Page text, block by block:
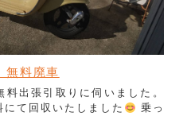
料廃車
出張引取りに伺いました。
て回収いたしました
乗っ